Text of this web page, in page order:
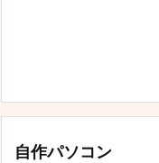
自作パソコン